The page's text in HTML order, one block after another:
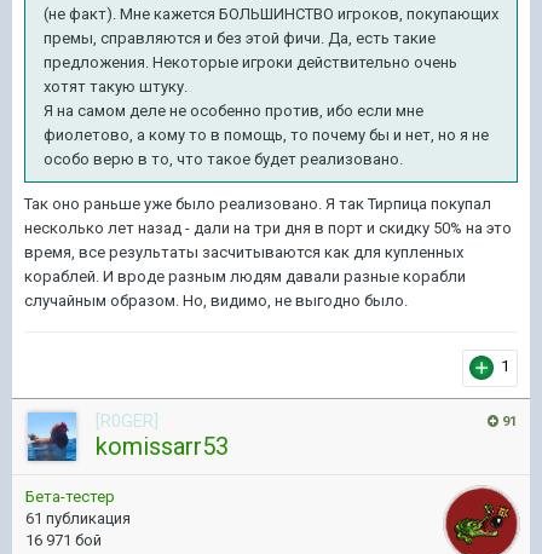
(не факт). Мне кажется БОЛЬШИНСТВО игроков, покупающих
премы, справляются и без этой фичи. Да, есть такие
предложения. Некоторые игроки действительно очень
хотят такую штуку.
Я на самом деле не особенно против, ибо если мне
фиолетово, а кому то в помощь, то почему бы и нет, но я не
особо верю в то, что такое будет реализовано.
Так оно раньше уже было реализовано. Я так Тирпица покупал
несколько лет назад - дали на три дня в порт и скидку 50% на это
время, все результаты засчитываются как для купленных
кораблей. И вроде разным людям давали разные корабли
случайным образом. Но, видимо, не выгодно было.
1
91
[R0GER]
komissarr53
Бета-тестер
61 публикация
16 971 бой